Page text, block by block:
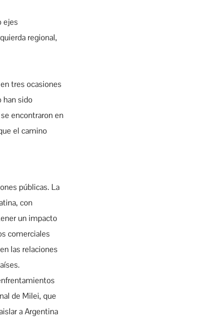
ejes
regional,
tres ocasiones
han sido
encontraron en
el camino
públicas. La
con
un impacto
comerciales
las relaciones
de Milei, que
a Argentina